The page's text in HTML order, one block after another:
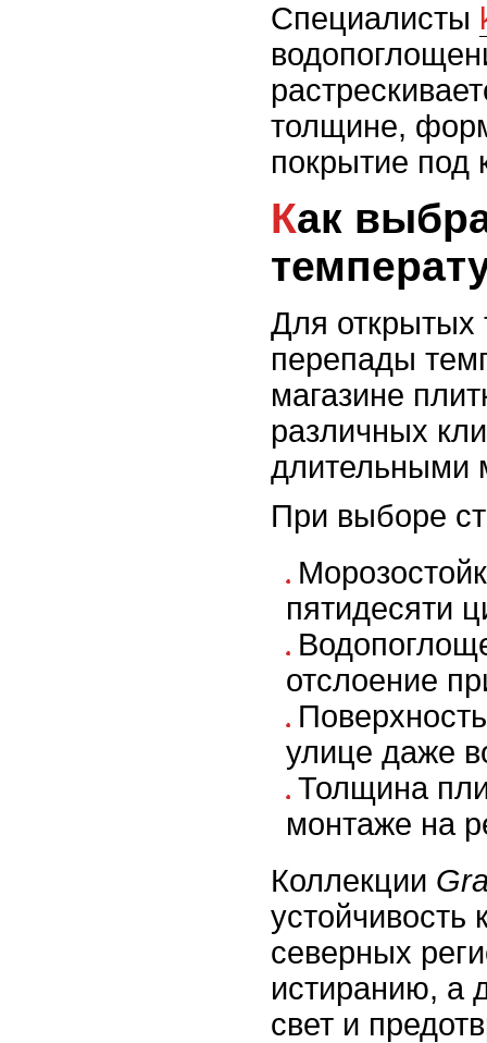
Специалисты
толщине,
покрытие под
Как выбрать плитку с учетом климата и сезонных перепадов
Для открытых
перепады
магазине
различных
длительными
При выборе
пятидесяти
отслоение
улице даже
Толщина
монтаже на
Коллекции
устойчивость
северных
истиранию, а
свет и